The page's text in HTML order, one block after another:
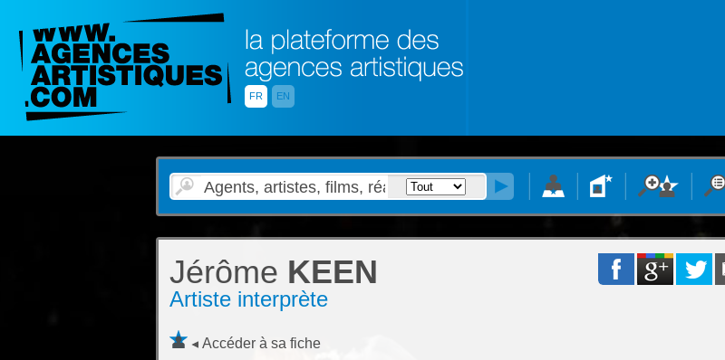
FR EN
Jérôme KEEN
Artiste interprète
Accéder à sa fiche